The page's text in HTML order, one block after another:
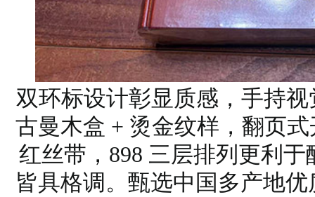
双环标设计彰显质感，手持
古曼木盒 + 烫金纹样，翻页
红丝带，898 三层排列更利
皆具格调。甄选中国多产地